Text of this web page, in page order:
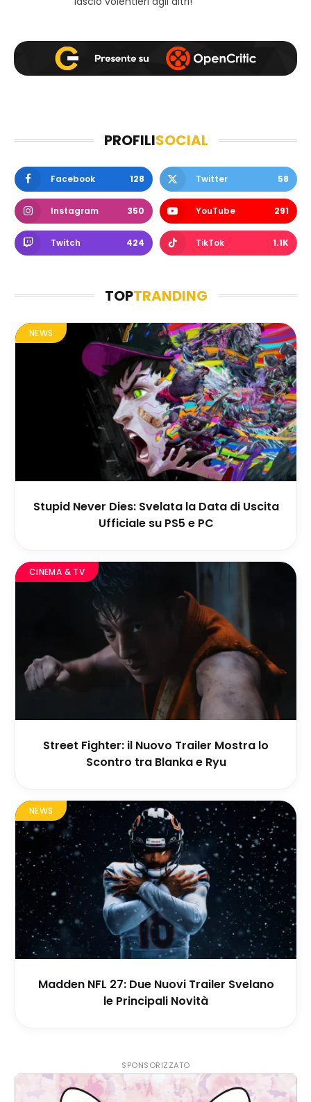
PROFILISOCIAL
Facebook 128 Twitter 58
Instagram 350 YouTube 291
Twitch 424 TikTok 1.1K
TOPTRANDING
NEWS
Stupid Never Dies: Svelata la Data di Uscita
Ufficiale su PS5 e PC
CINEMA & TV
Street Fighter: il Nuovo Trailer Mostra lo
Scontro tra Blanka e Ryu
NEWS
Madden NFL 27: Due Nuovi Trailer Svelano
le Principali Novità
SPONSORIZZATO